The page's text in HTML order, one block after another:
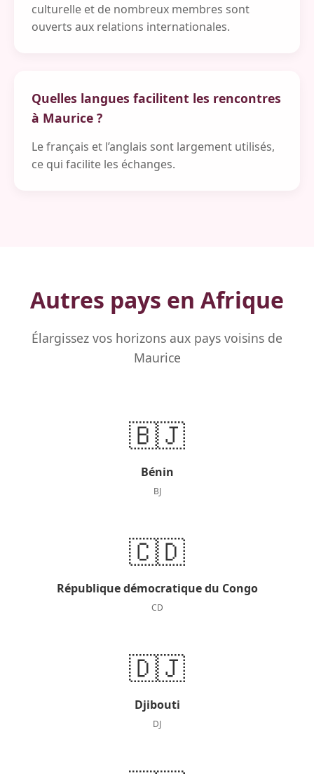
culturelle et de nombreux membres sont
ouverts aux relations internationales.
Quelles langues facilitent les rencontres
à Maurice ?
Le français et l’anglais sont largement utilisés,
ce qui facilite les échanges.
Autres pays en Afrique
Élargissez vos horizons aux pays voisins de
Maurice
🇧🇯
Bénin
BJ
🇨🇩
République démocratique du Congo
CD
🇩🇯
Djibouti
DJ